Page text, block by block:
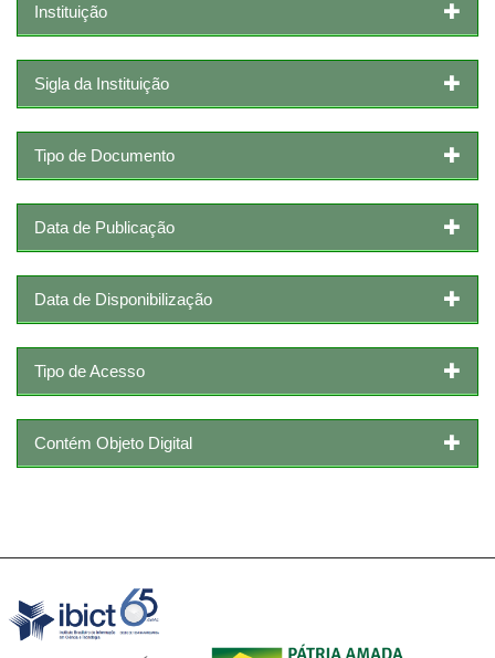
Instituição
Sigla da Instituição
Tipo de Documento
Data de Publicação
Data de Disponibilização
Tipo de Acesso
Contém Objeto Digital